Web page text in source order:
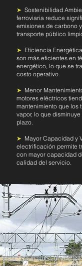
➤ Sostenibilidad
ferroviaria reduce
emisiones de carbono
transporte público
➤ Eficiencia
son más eficientes en
energético, lo que se
costo operativo.
➤ Menor
motores eléctricos
mantenimiento que los
vapor, lo que
plazo.
➤ Mayor Capacidad y
electrificación permite
con mayor capacidad
calidad del servicio.